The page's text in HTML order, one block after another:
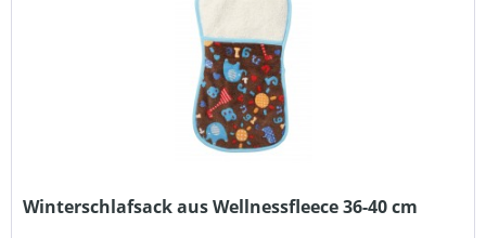
Winterschlafsack aus Wellnessfleece 36-40 cm